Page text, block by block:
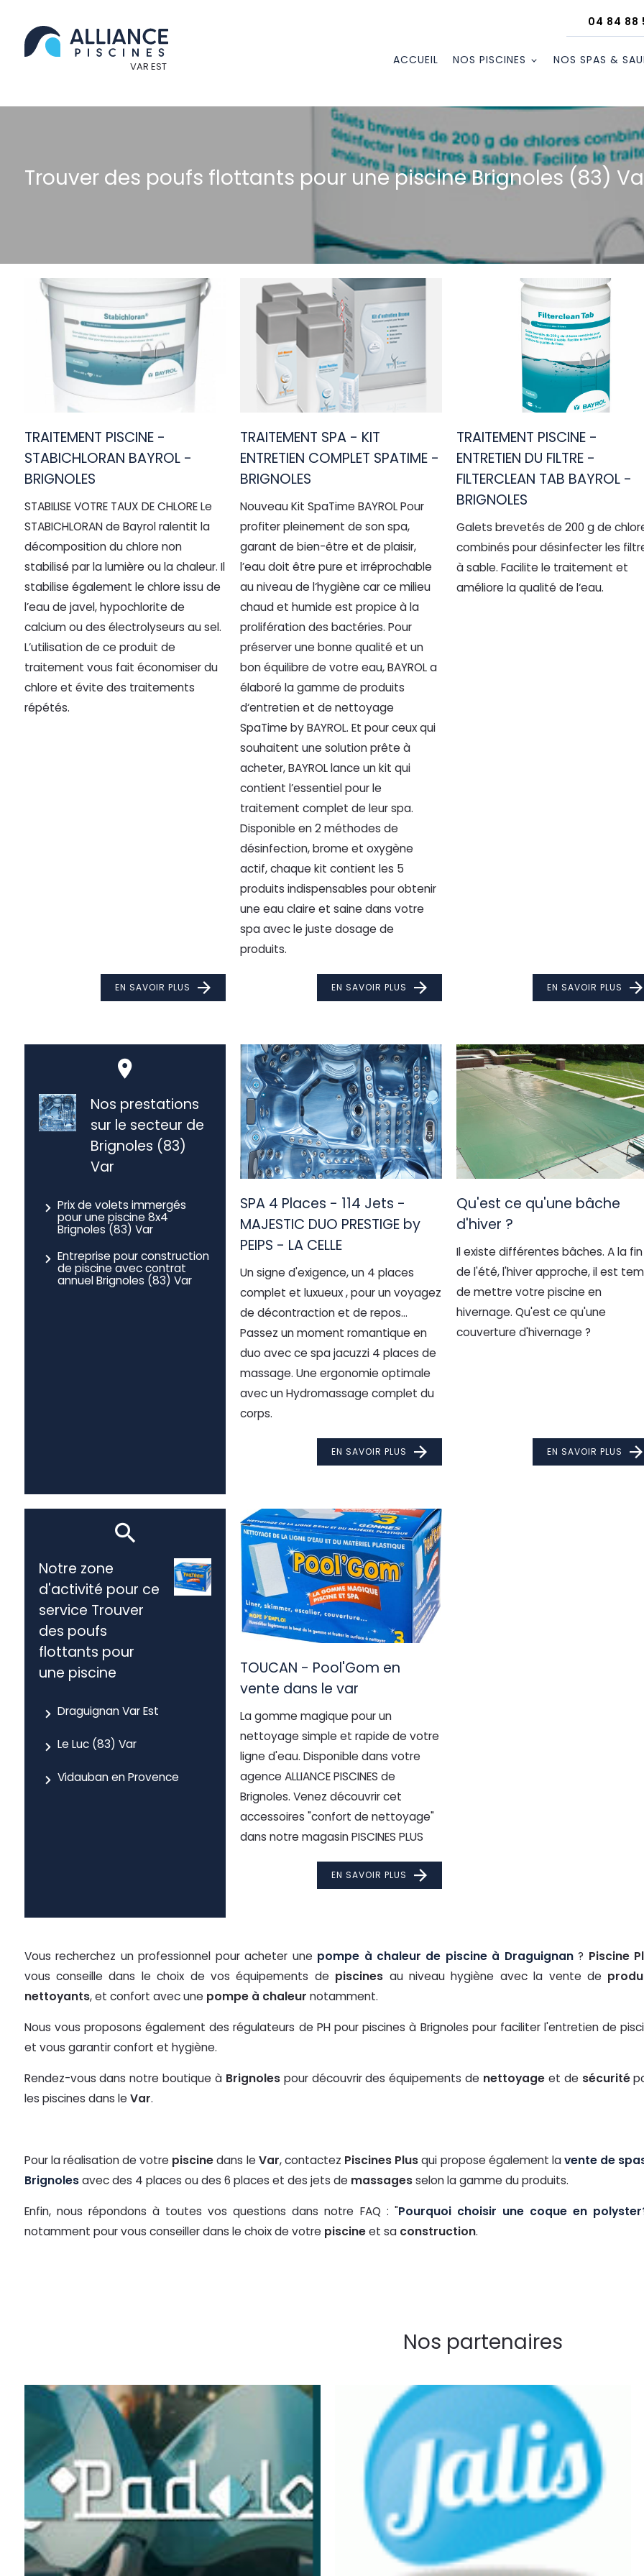
04 84 88
ACCUEIL NOS PISCINES NOS SPAS &
Trouver des poufs flottants pour une piscine Brignoles (83)
TRAITEMENT PISCINE -
STABICHLORAN BAYROL -
BRIGNOLES
STABILISE VOTRE TAUX DE CHLORE Le
STABICHLORAN de Bayrol ralentit la
décomposition du chlore non
stabilisé par la lumière ou la chaleur. Il
stabilise également le chlore issu de
l’eau de javel, hypochlorite de
calcium ou des électrolyseurs au sel.
L’utilisation de ce produit de
traitement vous fait économiser du
chlore et évite des traitements
répétés.
EN SAVOIR PLUS
TRAITEMENT SPA - KIT
ENTRETIEN COMPLET SPATIME -
BRIGNOLES
Nouveau Kit SpaTime BAYROL Pour
profiter pleinement de son spa,
garant de bien-être et de plaisir,
l’eau doit être pure et irréprochable
au niveau de l‘hygiène car ce milieu
chaud et humide est propice à la
prolifération des bactéries. Pour
préserver une bonne qualité et un
bon équilibre de votre eau, BAYROL a
élaboré la gamme de produits
d‘entretien et de nettoyage
SpaTime by BAYROL. Et pour ceux qui
souhaitent une solution prête à
acheter, BAYROL lance un kit qui
contient l’essentiel pour le
traitement complet de leur spa.
Disponible en 2 méthodes de
désinfection, brome et oxygène
actif, chaque kit contient les 5
produits indispensables pour obtenir
une eau claire et saine dans votre
spa avec le juste dosage de
produits.
EN SAVOIR PLUS
TRAITEMENT PISCINE -
ENTRETIEN DU FILTRE -
FILTERCLEAN TAB BAYROL -
BRIGNOLES
Galets brevetés de 200 g de
combinés pour désinfecter les
à sable. Facilite le traitement et
améliore la qualité de l‘eau.
EN SAVOIR PLUS
Nos prestations
sur le secteur de
Brignoles (83)
Var
Prix de volets immergés
pour une piscine 8x4
Brignoles (83) Var
Entreprise pour construction
de piscine avec contrat
annuel Brignoles (83) Var
SPA 4 Places - 114 Jets -
MAJESTIC DUO PRESTIGE by
PEIPS - LA CELLE
Un signe d'exigence, un 4 places
complet et luxueux , pour un voyagez
de décontraction et de repos...
Passez un moment romantique en
duo avec ce spa jacuzzi 4 places de
massage. Une ergonomie optimale
avec un Hydromassage complet du
corps.
EN SAVOIR PLUS
Qu'est ce qu'une bâche
d'hiver ?
Il existe différentes bâches. A la fin
de l'été, l'hiver approche, il est
de mettre votre piscine en
hivernage. Qu'est ce qu'une
couverture d'hivernage ?
EN SAVOIR PLUS
Notre zone
d'activité pour ce
service Trouver
des poufs
flottants pour
une piscine
Draguignan Var Est
Le Luc (83) Var
Vidauban en Provence
TOUCAN - Pool'Gom en
vente dans le var
La gomme magique pour un
nettoyage simple et rapide de votre
ligne d'eau. Disponible dans votre
agence ALLIANCE PISCINES de
Brignoles. Venez découvrir cet
accessoires "confort de nettoyage"
dans notre magasin PISCINES PLUS
EN SAVOIR PLUS
Vous recherchez un professionnel pour acheter une pompe à chaleur de piscine à Draguignan? Piscine
vous conseille dans le choix de vos équipements de piscines au niveau hygiène avec la vente de
nettoyants, et confort avec une pompe à chaleur notamment.
Nous vous proposons également des régulateurs de PH pour piscines à Brignoles pour faciliter l'entretien de
et vous garantir confort et hygiène.
Rendez-vous dans notre boutique à Brignolespour découvrir des équipements de nettoyageet de sécurité
les piscines dans le Var.
Pour la réalisation de votre piscinedans le Var, contactez Piscines Plusqui propose également lavente de
Brignolesavec des 4 places ou des 6 places et des jets de massagesselon la gamme du produits.
Enfin, nous répondons à toutes vos questions dans notre FAQ : "Pourquoi choisir une coque en
notamment pour vous conseiller dans le choix de votre piscineet sa construction.
Nos partenaires